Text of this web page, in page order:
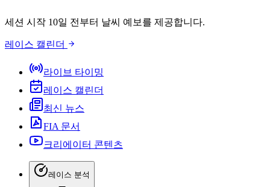
세션 시작 10일 전부터 날씨 예보를 제공합니다.
레이스 캘린더
라이브 타이밍
레이스 캘린더
최신 뉴스
FIA 문서
크리에이터 콘텐츠
레이스 분석